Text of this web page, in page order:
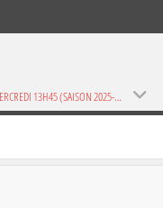
SIRÈNES VERTES MERCREDI 13H45 (SAISON 2025-2026)